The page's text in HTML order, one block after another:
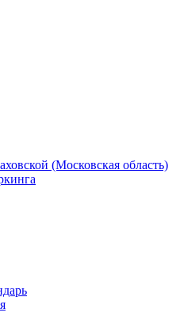
(Московская область)